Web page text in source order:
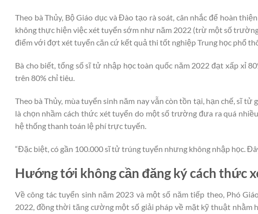
Theo bà Thủy, Bộ Giáo dục và Đào tạo rà soát, cân nhắc để hoàn
không thực hiện việc xét tuyển sớm như năm 2022 (trừ một số
điểm với đợt xét tuyển căn cứ kết quả thi tốt nghiệp Trung học phổ
Bà cho biết, tổng số sĩ tử nhập học toàn quốc năm 2022 đạt xấp xỉ
trên 80% chỉ tiêu.
Theo bà Thủy, mùa tuyển sinh năm nay vẫn còn tồn tại, hạn chế, sĩ
là chọn nhầm cách thức xét tuyển do một số trường đưa ra quá
hệ thống thanh toán lệ phí trực tuyến.
“Đặc biệt, có gần 100.000 sĩ tử trúng tuyển nhưng không nhập học.
Hướng tới không cần đăng ký cách thức
Về công tác tuyển sinh năm 2023 và một số năm tiếp theo, Phó
2022, đồng thời tăng cường một số giải pháp về mặt kỹ thuật